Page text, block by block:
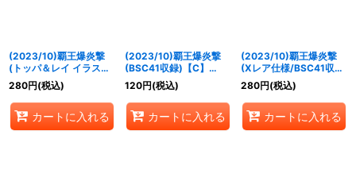
(2023/10)覇王爆炎撃
(トッパ＆レイ イラスト)
【C】{ SD56-RV008
《赤》
280円(税込)
カートに入れる
(2023/10)覇王爆炎撃
(BSC41収録)【C】
{SD56-RV008
120円(税込)
カートに入れる
(2023/10)覇王爆炎撃
(Xレア仕様/BSC41収
録)【C】{SD56-
RV008}《赤》
280円(税込)
カートに入れる